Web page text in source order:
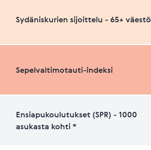
Sydäniskurien sijoittelu - 65+ väestö
Sepelvaltimotauti-indeksi
Ensiapukoulutukset (SPR) - 1000
asukasta kohti *